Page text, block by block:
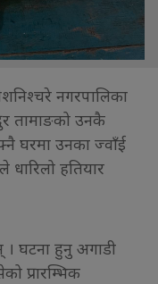
नगरपालिका
तामाङको उनकै
घरमा उनका ज्वाँई
धारिलो हतियार
घटना हुनु अगाडी
प्रारम्भिक